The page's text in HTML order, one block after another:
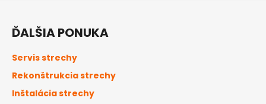
ĎALŠIA PONUKA
Servis strechy
Rekonštrukcia strechy
Inštalácia strechy